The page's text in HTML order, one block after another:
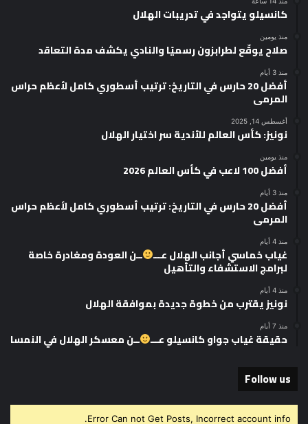
كانسيلو يتواجد في تدريبات الهلال
منذ يومين
صلاح يوقّع لطرابزون رسميًا والنادي يكشف مدة التعاقد
منذ 3 أيام
أفضل 20 حارس في التاريخ: ترتيب أسطوري كامل لأعظم حراس
المرمى
أغسطس 14, 2025
نونيز: كأس العالم للأندية سر اختيار الهلال
منذ يومين
أفضل 100 لاعب في كأس العالم 2026
منذ 3 أيام
أفضل 20 حارس في التاريخ: ترتيب أسطوري كامل لأعظم حراس
المرمى
منذ 4 أيام
غياب خماسي أجانب الهلال عـــ ــن العودة ومغادرة خاصة
لبرامج الاستشفاء والتأهيل
منذ 4 أيام
نونيز يقترب من خطوة جديدة بموافقة الهلال
منذ 7 أيام
حقيقة غياب جواو كانسيلو عـــ ــن معسكر الهلال في النمسا
Follow us
Error Can not Get Posts, Incorrect account info.